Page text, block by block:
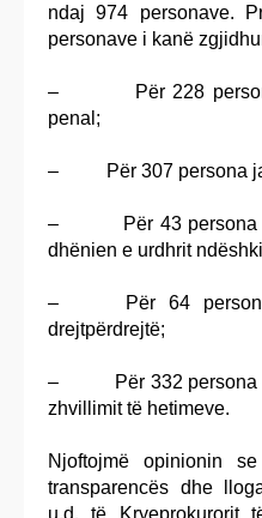
ndaj 974 personave.
personave i kanë
– Për 228 persona
penal;
– Për 307 persona
– Për 43 persona
dhënien e urdhrit
– Për 64 persona
drejtpërdrejtë;
– Për 332 persona
zhvillimit të hetimeve.
Njoftojmë opinionin
transparencës dhe